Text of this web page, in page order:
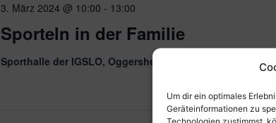
Um dir ein optimales
Geräteinformationen zu
Technologien zustimmst,
Sporteln in der Familie
3. März 2024 @ 10:00 - 13:00
Sporthalle der IGSLO, Oggersheim, 67071